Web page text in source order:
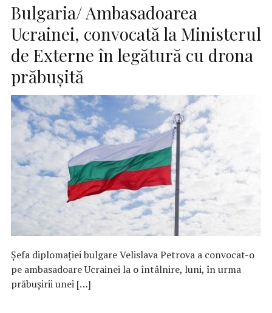
Bulgaria/ Ambasadoarea
Ucrainei, convocată la Ministerul
de Externe în legătură cu drona
prăbuşită
Şefa diplomaţiei bulgare Velislava Petrova a convocat-o
pe ambasadoare Ucrainei la o întâlnire, luni, în urma
prăbuşirii unei […]